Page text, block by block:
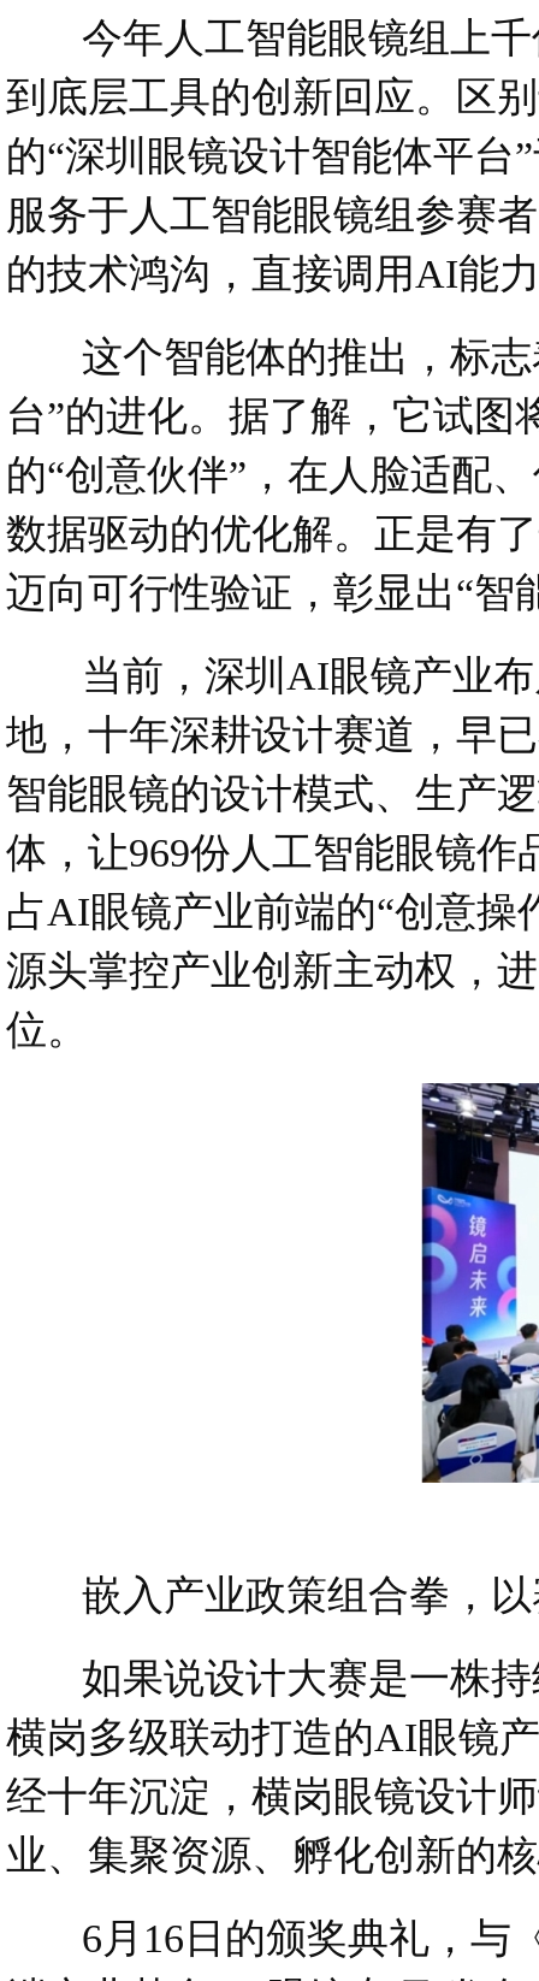
今年人工智能眼镜组上千
到底层工具的创新回应。区
的“深圳眼镜设计智能体平台
服务于人工智能眼镜组参赛
的技术鸿沟，直接调用AI能
这个智能体的推出，标志
台”的进化。据了解，它试
的“创意伙伴”，在人脸适配
数据驱动的优化解。正是有
迈向可行性验证，彰显出“智
当前，深圳AI眼镜产业布
地，十年深耕设计赛道，早
智能眼镜的设计模式、生产
体，让969份人工智能眼镜
占AI眼镜产业前端的“创意操
源头掌控产业创新主动权，
位。
嵌入产业政策组合拳，以
如果说设计大赛是一株持
横岗多级联动打造的AI眼镜
经十年沉淀，横岗眼镜设计
业、集聚资源、孵化创新的
6月16日的颁奖典礼，与